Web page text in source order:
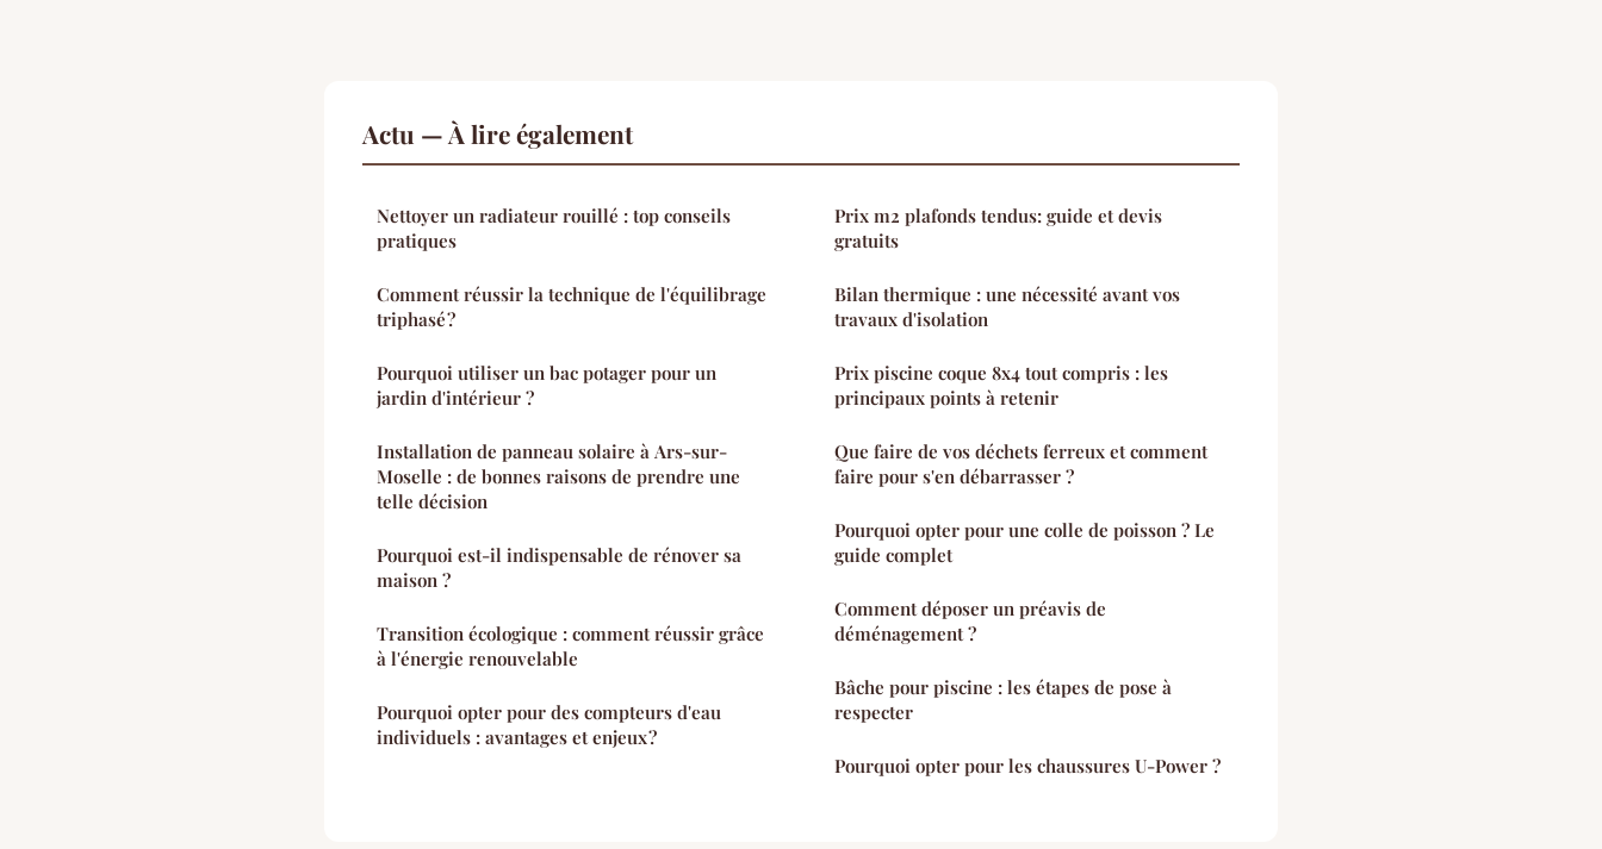
Actu — À lire également
Nettoyer un radiateur rouillé : top conseils
pratiques
Comment réussir la technique de l'équilibrage
triphasé ?
Pourquoi utiliser un bac potager pour un
jardin d'intérieur ?
Installation de panneau solaire à Ars-sur-
Moselle : de bonnes raisons de prendre une
telle décision
Pourquoi est-il indispensable de rénover sa
maison ?
Transition écologique : comment réussir grâce
à l'énergie renouvelable
Pourquoi opter pour des compteurs d'eau
individuels : avantages et enjeux ?
Prix m2 plafonds tendus: guide et devis
gratuits
Bilan thermique : une nécessité avant vos
travaux d'isolation
Prix piscine coque 8x4 tout compris : les
principaux points à retenir
Que faire de vos déchets ferreux et comment
faire pour s'en débarrasser ?
Pourquoi opter pour une colle de poisson ? Le
guide complet
Comment déposer un préavis de
déménagement ?
Bâche pour piscine : les étapes de pose à
respecter
Pourquoi opter pour les chaussures U-Power ?